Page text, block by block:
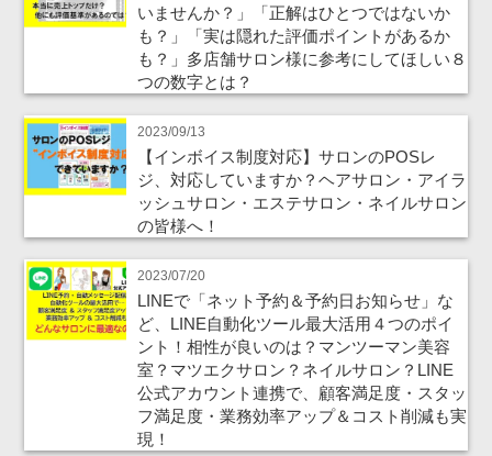
いませんか？」「正解はひとつではないか
も？」「実は隠れた評価ポイントがあるか
も？」多店舗サロン様に参考にしてほしい８
つの数字とは？
2023/09/13
【インボイス制度対応】サロンのPOSレ
ジ、対応していますか？ヘアサロン・アイラ
ッシュサロン・エステサロン・ネイルサロン
の皆様へ！
2023/07/20
LINEで「ネット予約＆予約日お知らせ」な
ど、LINE自動化ツール最大活用４つのポイ
ント！相性が良いのは？マンツーマン美容
室？マツエクサロン？ネイルサロン？LINE
公式アカウント連携で、顧客満足度・スタッ
フ満足度・業務効率アップ＆コスト削減も実
現！